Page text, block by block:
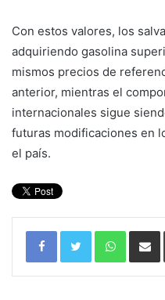
Con estos valores, los
adquiriendo gasolina
mismos precios de
anterior, mientras el
internacionales sigue
futuras modificaciones en
el país.